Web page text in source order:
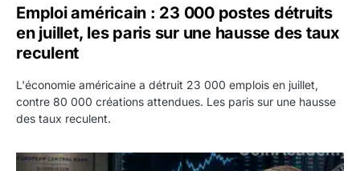
Emploi américain : 23 000 postes détruits
en juillet, les paris sur une hausse des taux
reculent
L'économie américaine a détruit 23 000 emplois en juillet,
contre 80 000 créations attendues. Les paris sur une hausse
des taux reculent.
Yen : Washington a vendu des euros sans prévenir la